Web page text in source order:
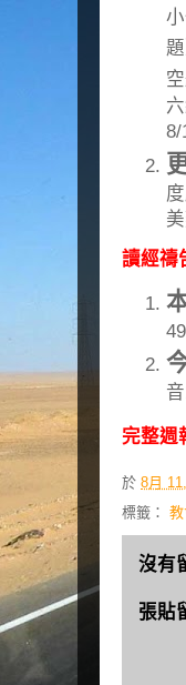
題
空
8/
讀經禱
完整週
於 8月
標籤：
沒有
張貼